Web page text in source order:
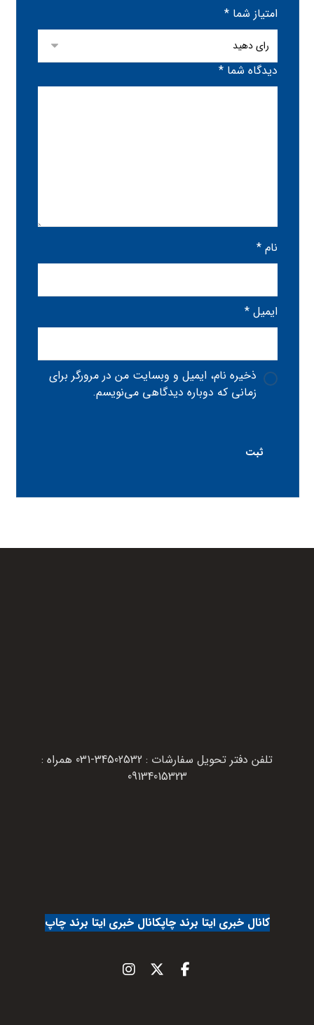
امتیاز شما*
دیدگاه شما*
نام*
ایمیل*
ذخیره نام، ایمیل و وبسایت من در مرورگر برای
زمانی که دوباره دیدگاهی می‌نویسم.
تلفن دفتر تحویل سفارشات : 34502532-031 همراه :
09134015323
کانال خبری ایتا برند چاپکانال خبری ایتا برند چاپ